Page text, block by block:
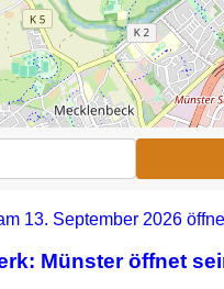
Münster öffnet